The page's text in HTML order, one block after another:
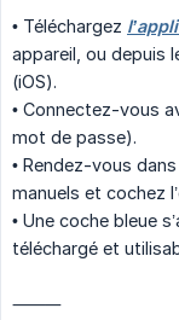
• Téléchargez
appareil, ou depuis
(iOS).
• Connectez-vous
mot de passe).
• Rendez-vous
manuels et cochez
• Une coche bleue
téléchargé et
⸻